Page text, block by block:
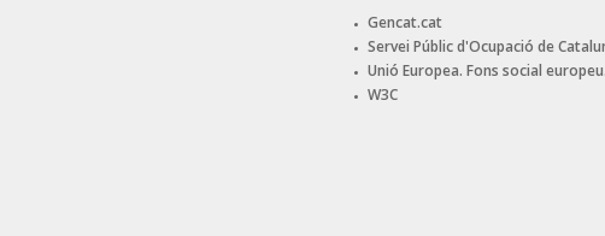
Gencat.cat
Servei Públic d'Ocupació de
Unió Europea. Fons social europeu.
W3C